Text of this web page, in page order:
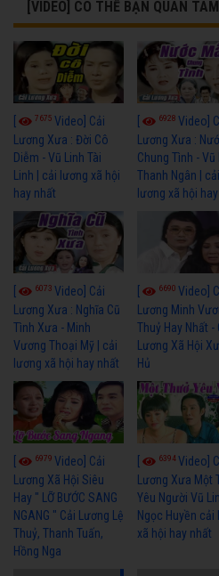
[VIDEO] CÓ THỂ BẠN QUAN TÂM
7675 Video] Cải
Lương Xưa : Đời Cô
Diễm - Vũ Linh Tài
Linh | cải lương xã hội
hay nhất
6928Video]
Lương Xưa :
Chung Tình - Vũ
Thanh Ngân | cải
lương xã hội
6073 Video] Cải
Lương Xưa : Nghĩa Cũ
Tình Xưa - Minh
Vương Thoại Mỹ | cải
lương xã hội hay nhất
6690Video]
Lương Minh
Thuỷ Hay Nhất -
Lương Xã Hội
Hủ
6979 Video] Cải
Lương Xã Hội Siêu
Hay " LỠ BƯỚC SANG
NGANG " Cải Lương Lệ
Thuỷ, Thanh Tuấn,
Hồng Nga
6394Video]
Lương Xưa Một
Yêu Người Vũ
Ngọc Huyền cải
xã hội hay nhất